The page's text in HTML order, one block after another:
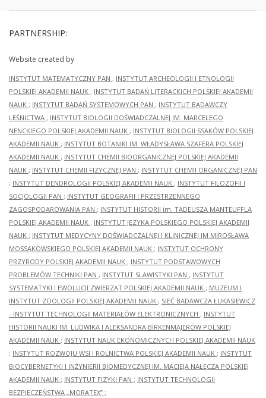
PARTNERSHIP:
Website created by
INSTYTUT MATEMATYCZNY PAN ; INSTYTUT ARCHEOLOGII I ETNOLOGII
POLSKIEJ AKADEMII NAUK ; INSTYTUT BADAŃ LITERACKICH POLSKIEJ AKADEMII
NAUK ; INSTYTUT BADAŃ SYSTEMOWYCH PAN ; INSTYTUT BADAWCZY
LEŚNICTWA ; INSTYTUT BIOLOGII DOŚWIADCZALNEJ IM. MARCELEGO
NENCKIEGO POLSKIEJ AKADEMII NAUK ; INSTYTUT BIOLOGII SSAKÓW POLSKIEJ
AKADEMII NAUK ; INSTYTUT BOTANIKI IM. WŁADYSŁAWA SZAFERA POLSKIEJ
AKADEMII NAUK ; INSTYTUT CHEMII BIOORGANICZNEJ POLSKIEJ AKADEMII
NAUK ; INSTYTUT CHEMII FIZYCZNEJ PAN ; INSTYTUT CHEMII ORGANICZNEJ PAN
; INSTYTUT DENDROLOGII POLSKIEJ AKADEMII NAUK ; INSTYTUT FILOZOFII I
SOCJOLOGII PAN ; INSTYTUT GEOGRAFII I PRZESTRZENNEGO
ZAGOSPODAROWANIA PAN ; INSTYTUT HISTORII im. TADEUSZA MANTEUFFLA
POLSKIEJ AKADEMII NAUK ; INSTYTUT JĘZYKA POLSKIEGO POLSKIEJ AKADEMII
NAUK ; INSTYTUT MEDYCYNY DOŚWIADCZALNEJ I KLINICZNEJ IM.MIROSŁAWA
MOSSAKOWSKIEGO POLSKIEJ AKADEMII NAUK ; INSTYTUT OCHRONY
PRZYRODY POLSKIEJ AKADEMII NAUK ; INSTYTUT PODSTAWOWYCH
PROBLEMÓW TECHNIKI PAN ; INSTYTUT SLAWISTYKI PAN ; INSTYTUT
SYSTEMATYKI I EWOLUCJI ZWIERZĄT POLSKIEJ AKADEMII NAUK ; MUZEUM I
INSTYTUT ZOOLOGII POLSKIEJ AKADEMII NAUK ; SIEĆ BADAWCZA ŁUKASIEWICZ
- INSTYTUT TECHNOLOGII MATERIAŁÓW ELEKTRONICZNYCH ; INSTYTUT
HISTORII NAUKI IM. LUDWIKA I ALEKSANDRA BIRKENMAJERÓW POLSKIEJ
AKADEMII NAUK ; INSTYTUT NAUK EKONOMICZNYCH POLSKIEJ AKADEMII NAUK
; INSTYTUT ROZWOJU WSI I ROLNICTWA POLSKIEJ AKADEMII NAUK ; INSTYTUT
BIOCYBERNETYKI I INŻYNIERII BIOMEDYCZNEJ IM. MACIEJA NAŁĘCZA POLSKIEJ
AKADEMII NAUK ; INSTYTUT FIZYKI PAN ; INSTYTUT TECHNOLOGII
BEZPIECZEŃSTWA „MORATEX” ;